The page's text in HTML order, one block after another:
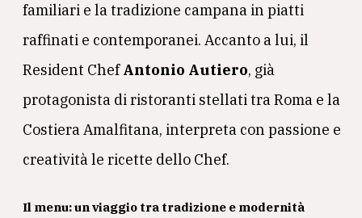
familiari e la tradizione campana in piatti
raffinati e contemporanei. Accanto a lui, il
Resident ChefAntonio Autiero, già
protagonista di ristoranti stellati tra Roma e la
Costiera Amalfitana, interpreta con passione e
creatività le ricette dello Chef.
Il menu: un viaggio tra tradizione e modernità